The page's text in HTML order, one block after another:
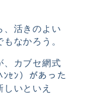
、活きのよい
なかろう。
、カブセ網式
ﾝｾﾝ）があった
いといえ